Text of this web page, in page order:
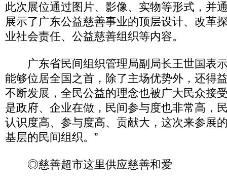
此次展位通过图片、影像、实物等形式，并
展示了广东公益慈善事业的顶层设计、改革
业社会责任、公益慈善组织等内容。
广东省民间组织管理局副局长王世国表
能够位居全国之首，除了主场优势外，还得
不断发展，全民公益的理念也被广大民众接
是政府、企业在做，民间参与度也非常高，
认识度高、参与度高、贡献大，这次来参展
基层的民间组织。”
◎慈善超市这里供应慈善和爱